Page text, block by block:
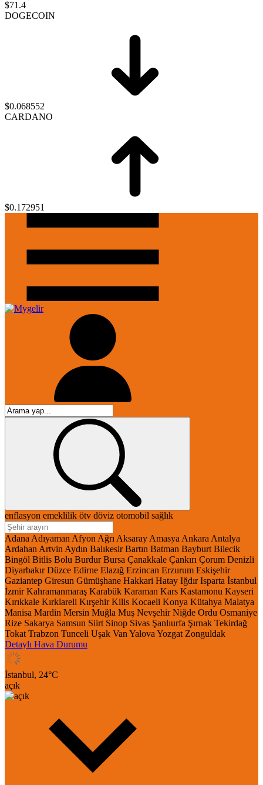
$71.4
DOGECOIN
$0.068552
CARDANO
$0.172951
enflasyon emeklilik ötv döviz otomobil sağlık
Adana Adıyaman Afyon Ağrı Aksaray Amasya Ankara Antalya
Ardahan Artvin Aydın Balıkesir Bartın Batman Bayburt Bilecik
Bingöl Bitlis Bolu Burdur Bursa Çanakkale Çankırı Çorum Denizli
Diyarbakır Düzce Edirne Elazığ Erzincan Erzurum Eskişehir
Gaziantep Giresun Gümüşhane Hakkari Hatay Iğdır Isparta İstanbul
İzmir Kahramanmaraş Karabük Karaman Kars Kastamonu Kayseri
Kırıkkale Kırklareli Kırşehir Kilis Kocaeli Konya Kütahya Malatya
Manisa Mardin Mersin Muğla Muş Nevşehir Niğde Ordu Osmaniye
Rize Sakarya Samsun Siirt Sinop Sivas Şanlıurfa Şırnak Tekirdağ
Tokat Trabzon Tunceli Uşak Van Yalova Yozgat Zonguldak
Detaylı Hava Durumu
İstanbul, 24°C
açık